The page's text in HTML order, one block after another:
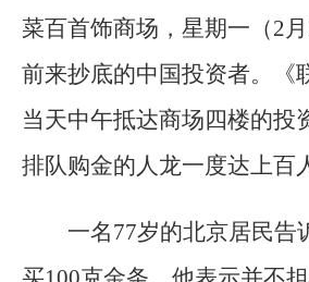
菜百首饰商场，星期一（2
前来抄底的中国投资者。《
当天中午抵达商场四楼的投
排队购金的人龙一度达上百
一名77岁的北京居民告